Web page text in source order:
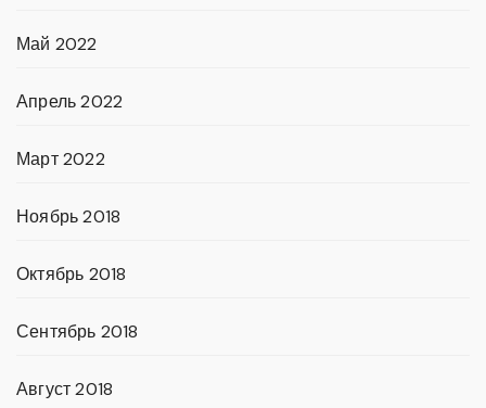
Май 2022
Апрель 2022
Март 2022
Ноябрь 2018
Октябрь 2018
Сентябрь 2018
Август 2018